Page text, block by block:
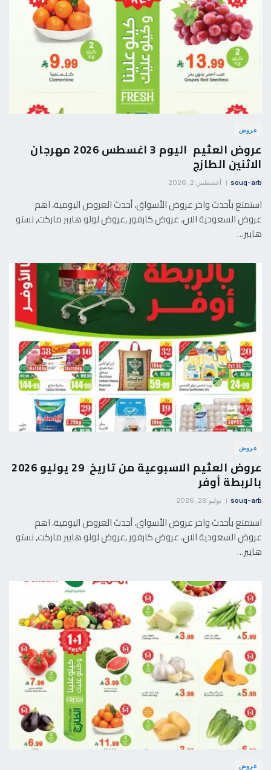
عروض
عروض العثيم اليوم 3 اغسطس 2026 مهرجان
الاثنين الطازج
souq-arb أغسطس 2, 2026
استمتع بأحدث واخر عروض الأسواق، أحدث العروض اليومية، اهم
عروض السعودية الان، عروض كارفور ,عروض لولو هايبر ماركت, نستو
هايبر…
عروض
عروض العثيم الاسبوعية من تاريخ 29 يوليو 2026
بالربطة أوفر
souq-arb يوليو 28, 2026
استمتع بأحدث واخر عروض الأسواق، أحدث العروض اليومية، اهم
عروض السعودية الان، عروض كارفور ,عروض لولو هايبر ماركت, نستو
هايبر…
عروض